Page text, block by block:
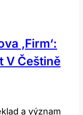
‚firm‘:
V Češtině
a význam